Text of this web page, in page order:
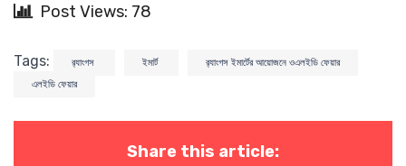
Post Views: 78
Tags: র‌্যাংগস ইমার্ট
র‌্যাংগস ইমার্টের আয়োজনে ওএলইডি ফেয়ার
এলইডি ফেয়ার
Share this article: